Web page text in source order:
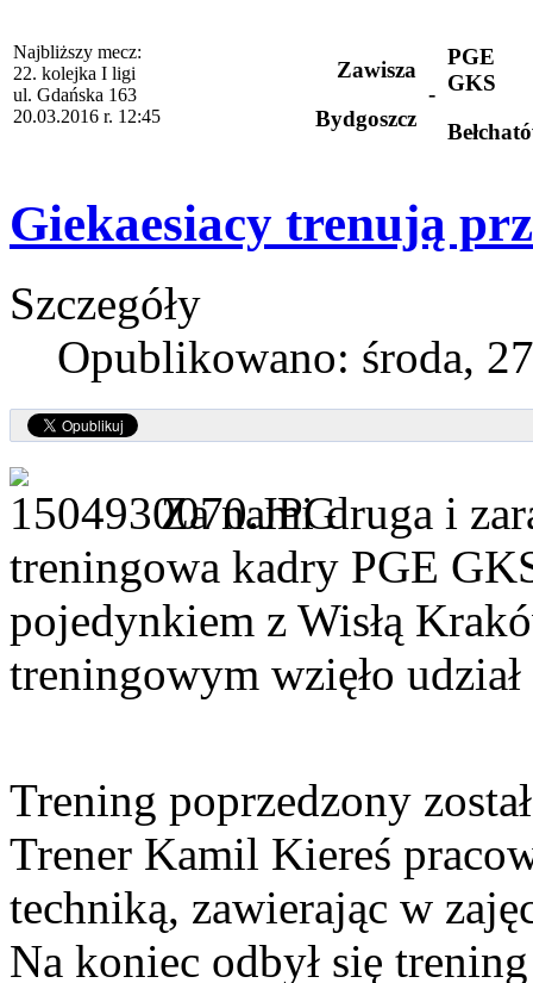
Najbliższy mecz:
22. kolejka I ligi
ul. Gdańska 163
20.03.2016 r. 12:45
Zawisza
Bydgoszcz
-
PGE
GKS
Giekaesiacy trenują
Szczegóły
Opublikowano: środa,
Za nami druga i
treningowa kadry PGE
pojedynkiem z Wisłą
treningowym wzięło
Trening poprzedzony
Trener Kamil Kiereś
techniką, zawierając w
Na koniec odbył się